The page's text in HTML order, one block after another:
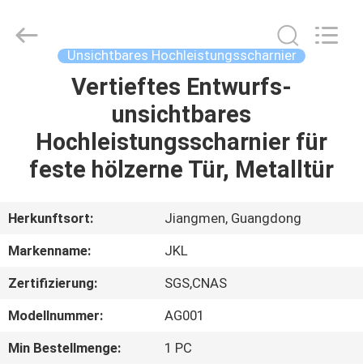
PRODUKTE
UNS
AUSFLUG
QUALITÄTSKONTROLLE
Rights
Unsichtbares Hochleistungsscharnier
Vertieftes Entwurfs-
unsichtbares
Hochleistungsscharnier für
feste hölzerne Tür, Metalltür
Herkunftsort:
Jiangmen, Guangdong
Markenname:
JKL
Zertifizierung:
SGS,CNAS
Modellnummer:
AG001
Min Bestellmenge:
1 PC